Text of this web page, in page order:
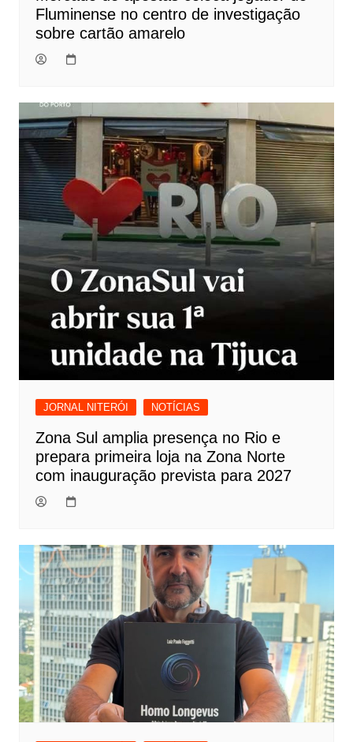
Fluminense no centro de investigação
sobre cartão amarelo
JORNAL NITERÓI NOTÍCIAS
Zona Sul amplia presença no Rio e
prepara primeira loja na Zona Norte
com inauguração prevista para 2027